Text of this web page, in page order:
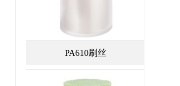
PA610刷丝